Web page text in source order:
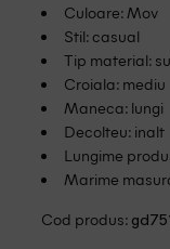
Culoare: Mov
Stil: casual
Tip material:
Croiala: mediu
Maneca: lungi
Decolteu: inalt
Lungime
Marime
Cod produs: